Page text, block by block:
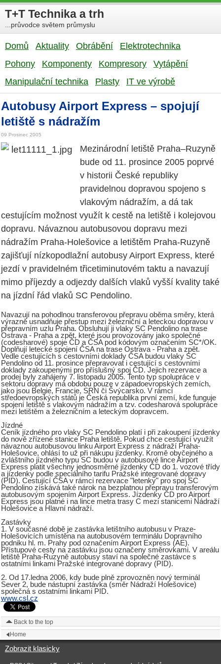
T+T Technika a trh
...průvodce světem průmyslu
Domů Aktuality Obrábění
Elektrotechnika
Pohony
Komponenty Kompresory
Vytápění
Manipulační technika
Plasty IT ve výrobě
Autobusy Airport Express – spojují
letiště s nádražím
09 Prosinec 2005
Mezinárodní letiště Praha–Ruzyně
bude od 11. prosince 2005 poprvé
v historii České republiky
pravidelnou dopravou spojeno s
vlakovým nádražím, a dá tak
cestujícím možnost využít k cestě na letiště i kolejovou
dopravu. Návaznou autobusovou dopravu mezi
nádražím Praha-Holešovice a letištěm Praha-Ruzyně
zajišťují nízkopodlažní autobusy Airport Express, které
jezdí v pravidelném třicetiminutovém taktu a navazují
mimo příjezdy a odjezdy dalších vlaků vyšší kvality také
na jízdní řád vlaků SC Pendolino.
Navazují na pohodlnou transferovou přepravu oběma směry, která
výrazně usnadňuje přestup mezi železniční a leteckou dopravou v
přepravním uzlu Praha. Obsluhují ji vlaky SC Pendolino na trase
Ostrava - Praha a zpět, které jsou provozovány jako společné
(codesharové) spoje ČD a ČSA pod kódovým označením SC*/OK.
Doplňují letecké spojení ČSA na trase Ostrava - Praha a zpět.
Vedle cestujících s cestovními doklady ČSA budou vlaky SC
Pendolino od 11. prosince přepravovat i cestující s cestovními
doklady zakoupenými pro příslušný spoj ČD. Jejich rezervace a
prodej byly zahájeny 7. listopadu 2005. Tento typ spolupráce v
sektoru dopravy má obdobu pouze v západoevropských zemích,
jako jsou Belgie, Francie, SRN či Švýcarsko. V rámci
středoevropských států je Česká republika první zemí, kde funguje
spojení letiště s vlakovým nádražím a tzv. codesharová spolupráce
mezi letištěm a železničním a leteckým dopravcem.
Jízdné
Ceník jízdného pro vlaky SC Pendolino platí i při zakoupení jízdenky
do nově zřízené stanice Praha letiště. Pokud chce cestující využít
návaznou autobusovou linku Airport Express z nádraží Praha-
Holešovice, ohlásí to už při nákupu jízdenky. Kromě obyčejného a
zvláštního jízdného typu SC budou v autobusové lince Airport
Express platit všechny jednosměrné jízdenky ČD do 1. vozové třídy
a jízdenky podle speciálního tarifu Pražské integrované dopravy
(PID). Cestující ČSA v rámci rezervace "letenky" pro spoj SC
Pendolino získává také nárok na bezplatnou přepravu transferovým
autobusovým spojením Airport Express. Jízdenky ČD pro Airport
Express jsou platné i na lince metra trasy C mezi stanicemi Nádraží
Holešovice a Hlavní nádraží.
Zastávky
1. V současné době je zastávka letištního autobusu v Praze-
Holešovicích umístěna na autobusovém terminálu Dopravního
podniku hl. m. Prahy pod označením Airport Express (AE).
Přístupové cesty na zastávku jsou označeny směrovkami. V areálu
letiště Praha-Ruzyně autobusy staví na společné zastávce s
ostatními linkami Pražské integrované dopravy (PID).
2. Od 17.ledna 2006, kdy bude plně zprovozněn nový terminál
Sever 2, bude nástupní zastávka (směr Nádraží Holešovice)
společná s ostatními linkami PID.
www.csl.cz
Back to the top
Home
Zobrazit klasicky